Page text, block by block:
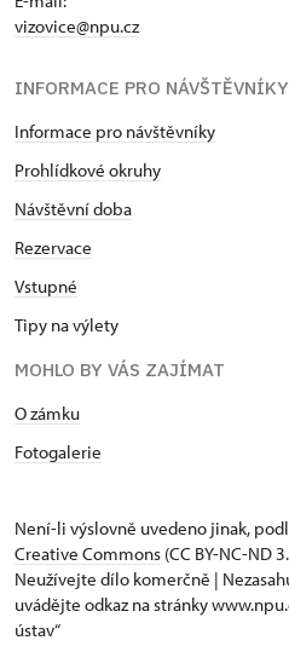
vizovice@npu.cz
INFORMACE PRO NÁVŠTĚVNÍKY
Informace pro návštěvníky
Prohlídkové okruhy
Návštěvní doba
Rezervace
Vstupné
Tipy na výlety
MOHLO BY VÁS ZAJÍMAT
O zámku
Fotogalerie
Není-li výslovně uvedeno jinak,
Creative Commons (CC BY-NC-ND
Neužívejte dílo komerčně |
uvádějte odkaz na stránky
ústav“